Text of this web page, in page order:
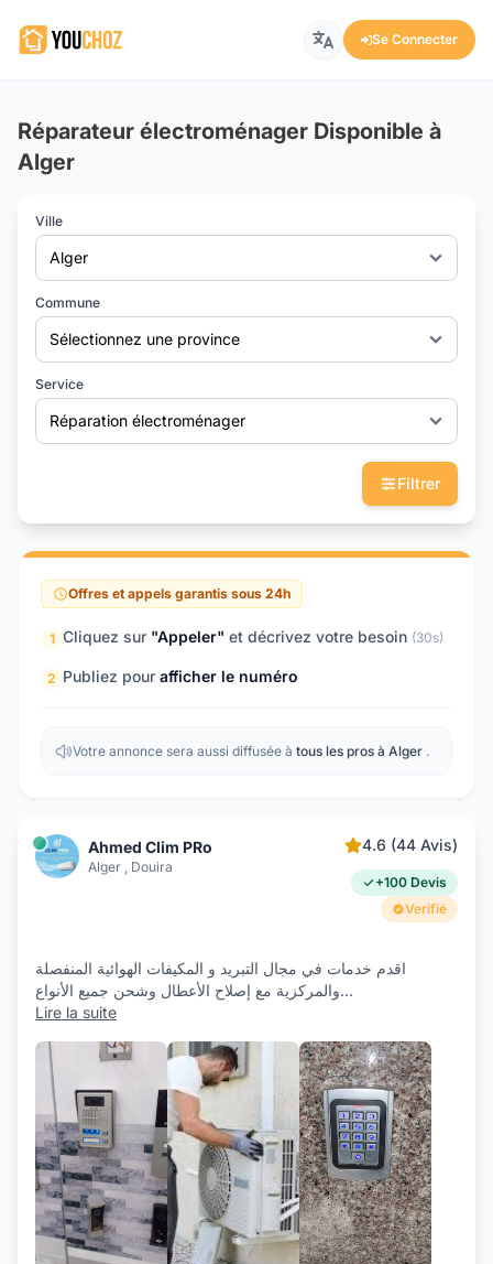
Se Connecter
Réparateur électroménager Disponible à
Alger
Ville
Alger
Commune
Sélectionnez une province
Service
Réparation électroménager
Filtrer
Offres et appels garantis sous 24h
1 Cliquez sur "Appeler" et décrivez votre besoin (30s)
2 Publiez pour afficher le numéro
Votre annonce sera aussi diffusée à tous les pros à Alger .
Ahmed Clim PRo
Alger , Douira
4.6 (44 Avis)
+100 Devis
Verifié
اقدم خدمات في مجال التبريد و المكيفات الھوائية المنفصلة
والمركزية مع إصلاح الأعطال وشحن جميع الأنواع...
Lire la suite